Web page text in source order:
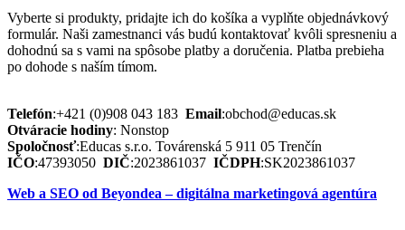
Vyberte si produkty, pridajte ich do košíka a vyplňte objednávkový
formulár. Naši zamestnanci vás budú kontaktovať kvôli spresneniu a
dohodnú sa s vami na spôsobe platby a doručenia. Platba prebieha
po dohode s naším tímom.
Telefón:+421 (0)908 043 183 Email:obchod@educas.sk
Otváracie hodiny: Nonstop
Spoločnosť:Educas s.r.o. Továrenská 5 911 05 Trenčín
IČO:47393050 DIČ:2023861037 IČDPH:SK2023861037
Web a SEO od Beyondea – digitálna marketingová agentúra